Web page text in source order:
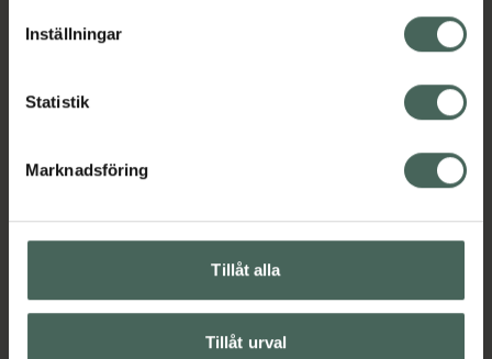
lagligheten av behandling som skett innan återkallelsen.
Inställningar
Statistik
Marknadsföring
Tillåt alla
Tillåt urval
Djurvård
Visa
Upptäck flera produkter inom